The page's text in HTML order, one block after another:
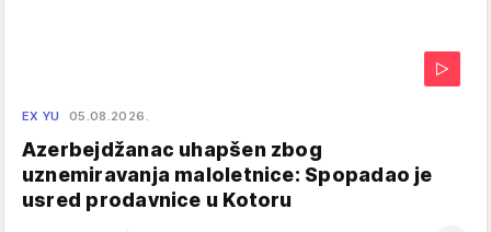
EX YU 05.08.2026.
Azerbejdžanac uhapšen zbog
uznemiravanja maloletnice: Spopadao je
usred prodavnice u Kotoru